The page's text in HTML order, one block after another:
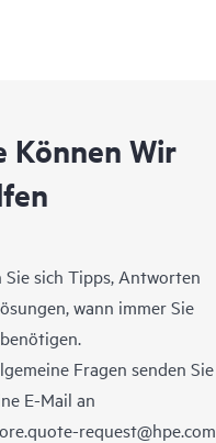
Können Wir
Sie sich Tipps, Antworten
wann immer Sie
Fragen senden Sie
E-Mail an
request@hpe.com